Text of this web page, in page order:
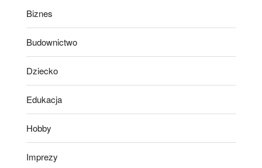
Biznes
Budownictwo
Dziecko
Edukacja
Hobby
Imprezy